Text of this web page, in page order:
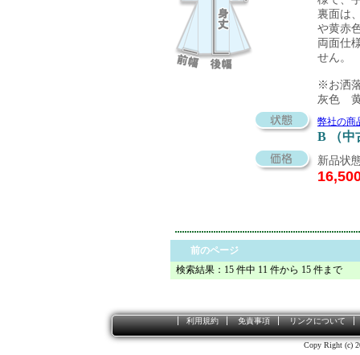
裏面は
や黄赤
両面仕
せん。
※お洒
灰色
弊社の商
B （中
新品状
前のページ
検索結果：15 件中 11 件から 15 件まで
利用規約 免責事項 リンクについて
Copy Right (c)